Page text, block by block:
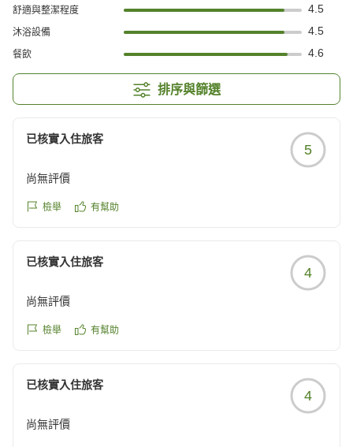
舒適與整潔程度 4.5
沐浴設備 4.5
餐飲 4.6
排序與篩選
已核實入住旅客
5
尚無評價
檢舉 有幫助
已核實入住旅客
4
尚無評價
檢舉 有幫助
已核實入住旅客
4
尚無評價